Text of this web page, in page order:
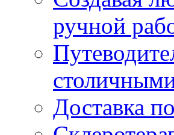
ручной
Доставка